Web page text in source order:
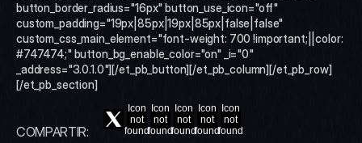
button_border_radius="16px" button_use_icon="off"
custom_padding="19px|85px|19px|85px|false|false"
custom_css_main_element="font-weight: 700 !important;||color:
#747474;" button_bg_enable_color="on" _i="0"
_address="3.0.1.0"][/et_pb_button][/et_pb_column][/et_pb_row]
[/et_pb_section]
COMPARTIR:
Icon
not
found
Icon
not
found
Icon
not
found
Icon
not
found
Icon
not
found